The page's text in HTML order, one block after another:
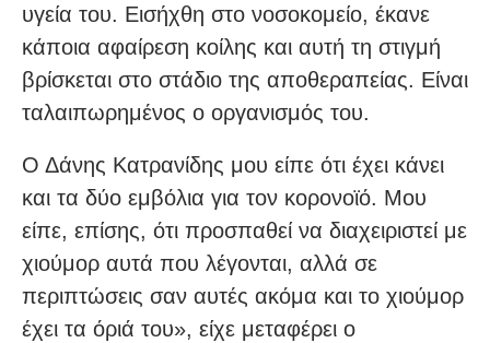
υγεία του. Εισήχθη στο νοσοκομείο, έκανε
κάποια αφαίρεση κοίλης και αυτή τη στιγμή
βρίσκεται στο στάδιο της αποθεραπείας. Είναι
ταλαιπωρημένος ο οργανισμός του.
Ο Δάνης Κατρανίδης μου είπε ότι έχει κάνει
και τα δύο εμβόλια για τον κορονοϊό. Μου
είπε, επίσης, ότι προσπαθεί να διαχειριστεί με
χιούμορ αυτά που λέγονται, αλλά σε
περιπτώσεις σαν αυτές ακόμα και το χιούμορ
έχει τα όριά του», είχε μεταφέρει ο